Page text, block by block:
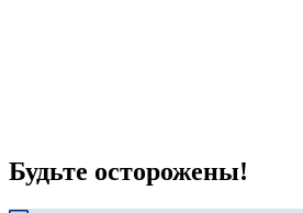
Будьте осторожены!